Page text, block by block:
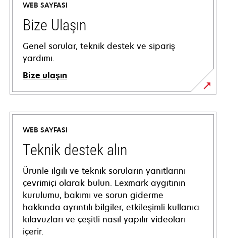
WEB SAYFASI
Bize Ulaşın
Genel sorular, teknik destek ve sipariş
yardımı.
Bize ulaşın
WEB SAYFASI
Teknik destek alın
Ürünle ilgili ve teknik soruların yanıtlarını
çevrimiçi olarak bulun. Lexmark aygıtının
kurulumu, bakımı ve sorun giderme
hakkında ayrıntılı bilgiler, etkileşimli kullanıcı
kılavuzları ve çeşitli nasıl yapılır videoları
içerir.